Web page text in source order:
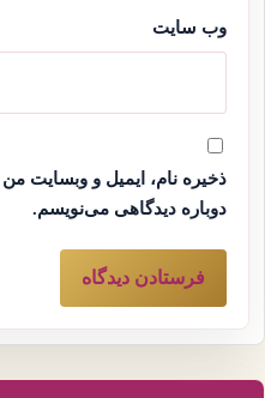
وب‌ سایت
ذخیره نام، ایمیل و وبسایت
دوباره دیدگاهی می‌نویسم.